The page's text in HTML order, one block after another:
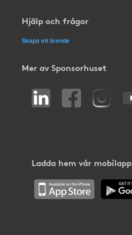
Hjälp och frågor
Skapa ett ärende
Mer av Sponsorhuset
Ladda hem vår mobilapp